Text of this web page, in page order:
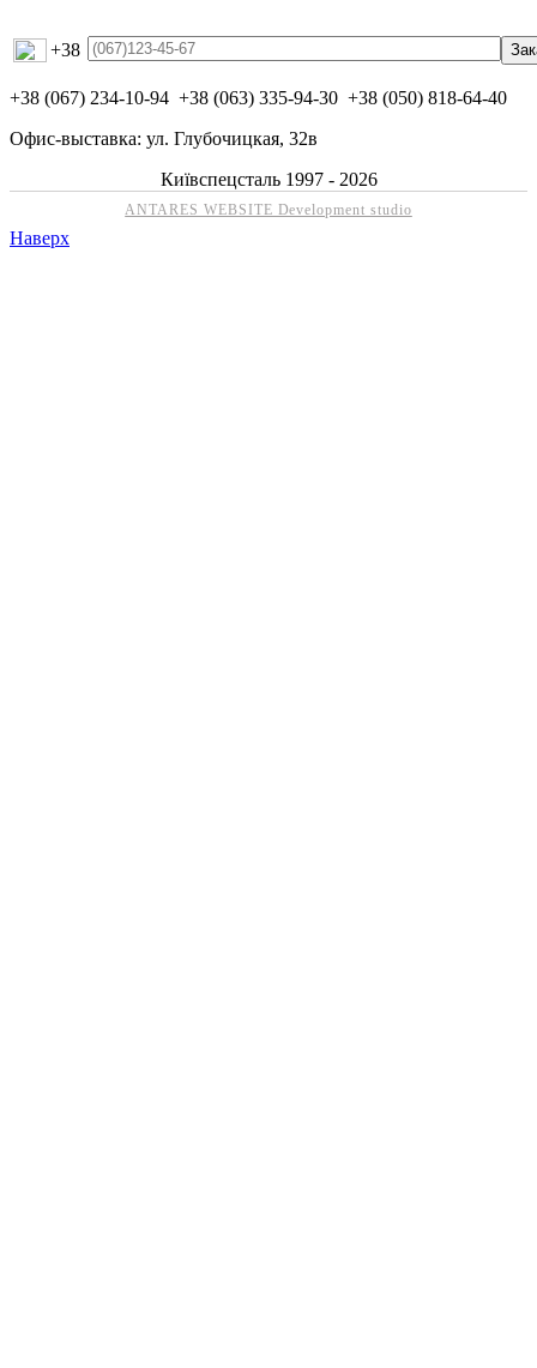
+38
+38 (067) 234-10-94 +38 (063) 335-94-30 +38 (050) 818-64-40
Офис-выставка: ул. Глубочицкая, 32в
Київспецсталь 1997 - 2026
ANTARES WEBSITE Development studio
Наверх